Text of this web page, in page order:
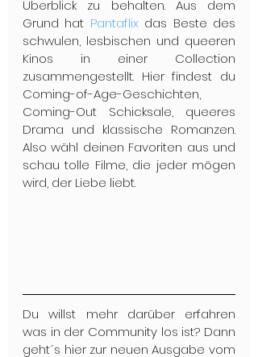
Überblick zu behalten. Aus dem
Grund hat Pantaflix das Beste des
schwulen, lesbischen und queeren
Kinos in einer Collection
zusammengestellt. Hier findest du
Coming-of-Age-Geschichten,
Coming-Out Schicksale, queeres
Drama und klassische Romanzen.
Also wähl deinen Favoriten aus und
schau tolle Filme, die jeder mögen
wird, der Liebe liebt.
Du willst mehr darüber erfahren
was in der Community los ist? Dann